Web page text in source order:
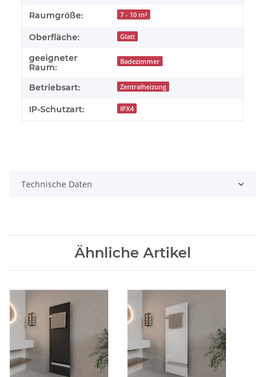
Raumgröße: 7 - 10 m²
Oberfläche: Glatt
geeigneter
Raum:
Badezimmer
Betriebsart: Zentralheizung
IP-Schutzart: IPX4
Technische Daten
Ähnliche Artikel